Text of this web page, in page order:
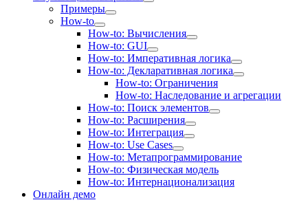
Примеры
How-to
How-to: Вычисления
How-to: GUI
How-to: Императивная логика
How-to: Декларативная логика
How-to: Ограничения
How-to: Наследование и агрегации
How-to: Поиск элементов
How-to: Расширения
How-to: Интеграция
How-to: Use Cases
How-to: Метапрограммирование
How-to: Физическая модель
How-to: Интернационализация
Онлайн демо